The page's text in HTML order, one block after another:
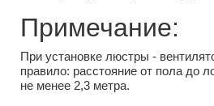
Примечание:
При установке люстры -
правило: расстояние от пола до
не менее 2,3 метра.